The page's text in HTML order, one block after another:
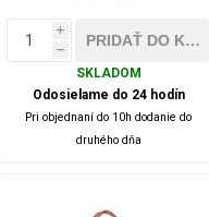
i
h
SKLADOM
Odosielame do 24 hodín
Pri objednaní do 10h dodanie do
druhého dňa